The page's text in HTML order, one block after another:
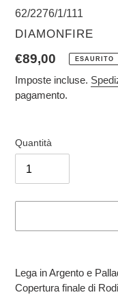
62/2276/1/111
VENDITORE
DIAMONFIRE
Prezzo
di
listino
€89,00 ESAURITO
Imposte incluse.
pagamento.
Quantità
del
prodotto
Lega in Argento e
Copertura finale di